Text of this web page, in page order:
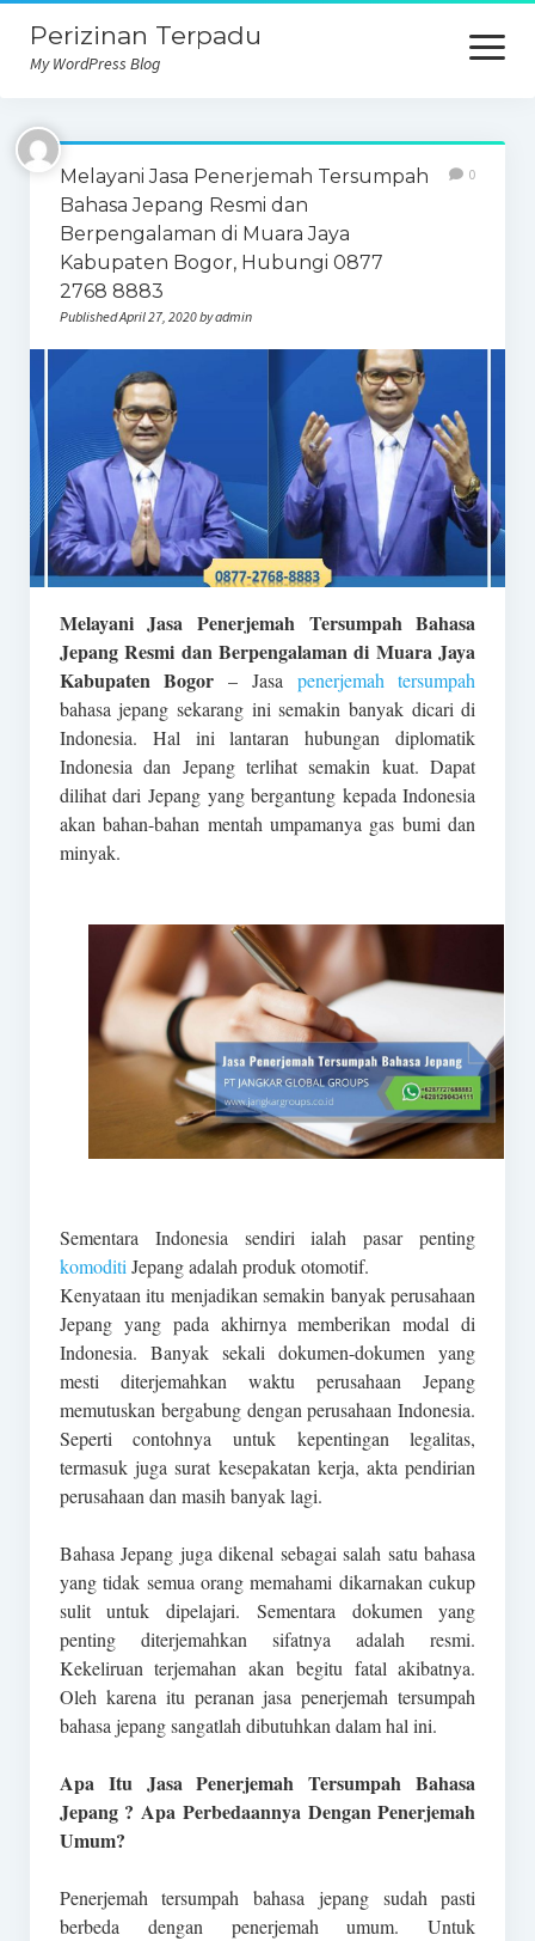
Perizinan Terpadu
My WordPress Blog
open
menu
Melayani Jasa Penerjemah Tersumpah
Bahasa Jepang Resmi dan
Berpengalaman di Muara Jaya
Kabupaten Bogor, Hubungi 0877
2768 8883
Published April 27, 2020 by admin
0
Melayani Jasa Penerjemah Tersumpah Bahasa
Jepang Resmi dan Berpengalaman di Muara Jaya
Kabupaten Bogor– Jasa penerjemah tersumpah
bahasa jepang sekarang ini semakin banyak dicari di
Indonesia. Hal ini lantaran hubungan diplomatik
Indonesia dan Jepang terlihat semakin kuat. Dapat
dilihat dari Jepang yang bergantung kepada Indonesia
akan bahan-bahan mentah umpamanya gas bumi dan
minyak.
Sementara Indonesia sendiri ialah pasar penting
komoditi Jepang adalah produk otomotif.
Kenyataan itu menjadikan semakin banyak perusahaan
Jepang yang pada akhirnya memberikan modal di
Indonesia. Banyak sekali dokumen-dokumen yang
mesti diterjemahkan waktu perusahaan Jepang
memutuskan bergabung dengan perusahaan Indonesia.
Seperti contohnya untuk kepentingan legalitas,
termasuk juga surat kesepakatan kerja, akta pendirian
perusahaan dan masih banyak lagi.
Bahasa Jepang juga dikenal sebagai salah satu bahasa
yang tidak semua orang memahami dikarnakan cukup
sulit untuk dipelajari. Sementara dokumen yang
penting diterjemahkan sifatnya adalah resmi.
Kekeliruan terjemahan akan begitu fatal akibatnya.
Oleh karena itu peranan jasa penerjemah tersumpah
bahasa jepang sangatlah dibutuhkan dalam hal ini.
Apa Itu Jasa Penerjemah Tersumpah Bahasa
Jepang ? Apa Perbedaannya Dengan Penerjemah
Umum?
Penerjemah tersumpah bahasa jepang sudah pasti
berbeda dengan penerjemah umum. Untuk